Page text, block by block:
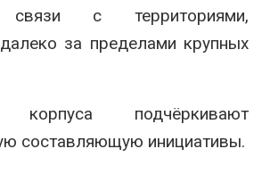
связи с территориями,
за пределами крупных
корпуса подчёркивают
составляющую инициативы.